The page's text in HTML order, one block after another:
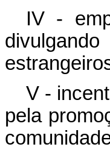
IV -
V -
pela